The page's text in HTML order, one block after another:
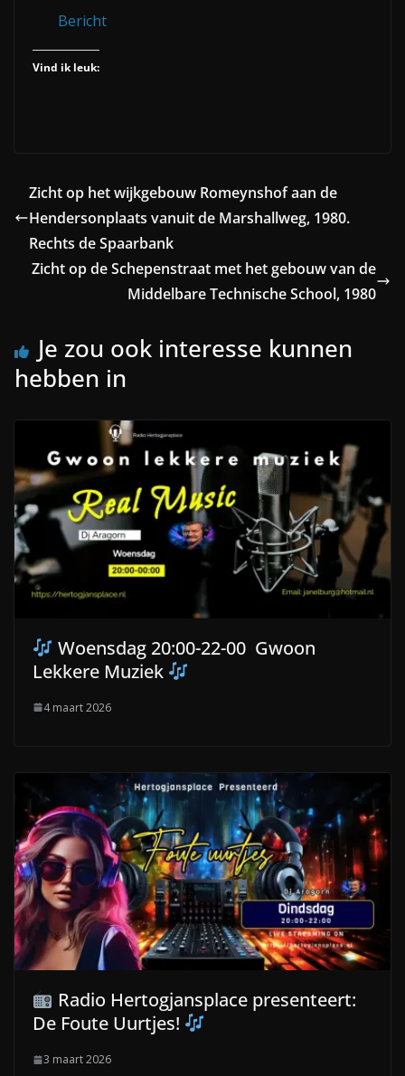
Bericht
Vind ik leuk:
Zicht op het wijkgebouw Romeynshof aan de
Hendersonplaats vanuit de Marshallweg, 1980.
Rechts de Spaarbank
Zicht op de Schepenstraat met het gebouw van de
Middelbare Technische School, 1980
Je zou ook interesse kunnen
hebben in
Woensdag 20:00-22-00 Gwoon
Lekkere Muziek
4 maart 2026
Radio Hertogjansplace presenteert:
De Foute Uurtjes!
3 maart 2026